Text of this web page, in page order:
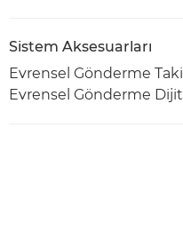
Sistem Aksesuarları
Evrensel Gönderme
Evrensel Gönderme